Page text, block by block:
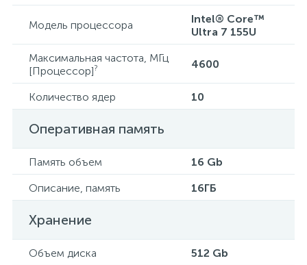
Модель процессора
Intel® Core™
Ultra 7 155U
Максимальная частота, МГц
[Процессор]? 4600
Количество ядер 10
Оперативная память
Память объем
16 Gb
Описание, память
16ГБ
Хранение
Объем диска 512 Gb